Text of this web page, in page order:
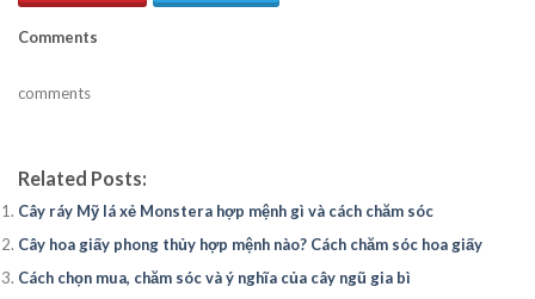
Comments
comments
Related Posts:
Cây ráy Mỹ lá xẻ Monstera hợp mệnh gì và cách chăm sóc
Cây hoa giấy phong thủy hợp mệnh nào? Cách chăm sóc hoa giấy
Cách chọn mua, chăm sóc và ý nghĩa của cây ngũ gia bì